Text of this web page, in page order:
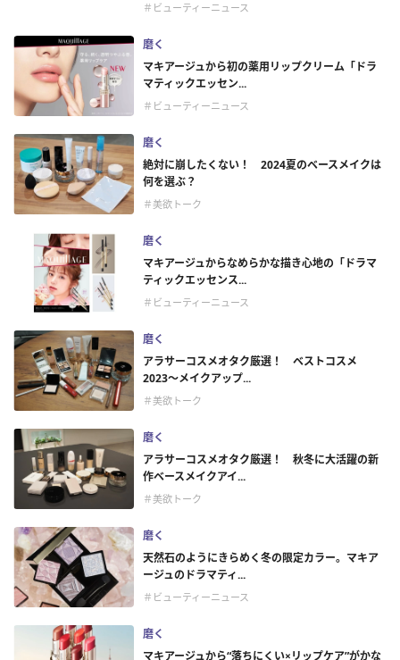
＃ビューティーニュース
磨く
マキアージュから初の薬用リップクリーム「ドラ
マティックエッセン...
＃ビューティーニュース
磨く
絶対に崩したくない！ 2024夏のベースメイクは
何を選ぶ？
＃美欲トーク
磨く
マキアージュからなめらかな描き心地の「ドラマ
ティックエッセンス...
＃ビューティーニュース
磨く
アラサーコスメオタク厳選！ ベストコスメ
2023〜メイクアップ...
＃美欲トーク
磨く
アラサーコスメオタク厳選！ 秋冬に大活躍の新
作ベースメイクアイ...
＃美欲トーク
磨く
天然石のようにきらめく冬の限定カラー。マキア
ージュのドラマティ...
＃ビューティーニュース
磨く
マキアージュから“落ちにくい×リップケア”がかな